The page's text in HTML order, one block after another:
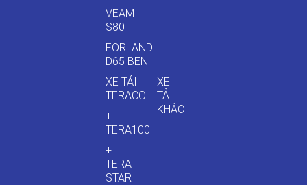
VEAM
S80
FORLAND
D65 BEN
XE TẢI
TERACO
+
TERA100
+
TERA
STAR
XE
TẢI
KHÁC